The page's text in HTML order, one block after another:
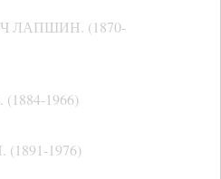
ЛАПШИН. (1870-
1966)
1976)